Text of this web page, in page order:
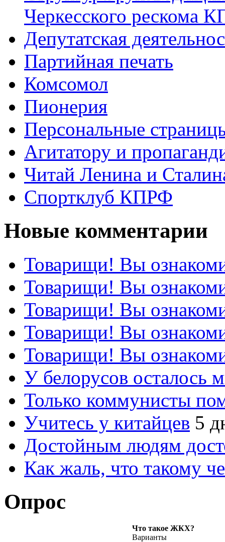
Черкесского рескома
Депутатская
Партийная печать
Комсомол
Пионерия
Персональные
Агитатору и
Читай Ленина и
Спортклуб КПРФ
Новые комментарии
Товарищи! Вы
Товарищи! Вы
Товарищи! Вы
Товарищи! Вы
Товарищи! Вы
У белорусов осталось
Только коммунисты
Учитесь у китайцев 5
Достойным людям
Как жаль, что такому
Опрос
Что такое ЖКХ?
Варианты